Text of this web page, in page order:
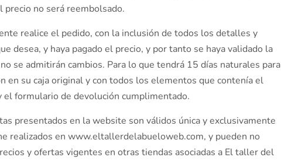
precio no será reembolsado.
realice el pedido, con la inclusión de todos los detalles y
desea, y haya pagado el precio, y por tanto se haya validado la
se admitirán cambios. Para lo que tendrá 15 días naturales para
en su caja original y con todos los elementos que contenía el
el formulario de devolución cumplimentado.
presentados en la website son válidos única y exclusivamente
realizados en www.eltallerdelabueloweb.com, y pueden no
y ofertas vigentes en otras tiendas asociadas a El taller del